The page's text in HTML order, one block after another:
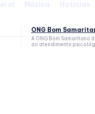
ONG Bom
A ONG Bom Samaritano
ao atendimento